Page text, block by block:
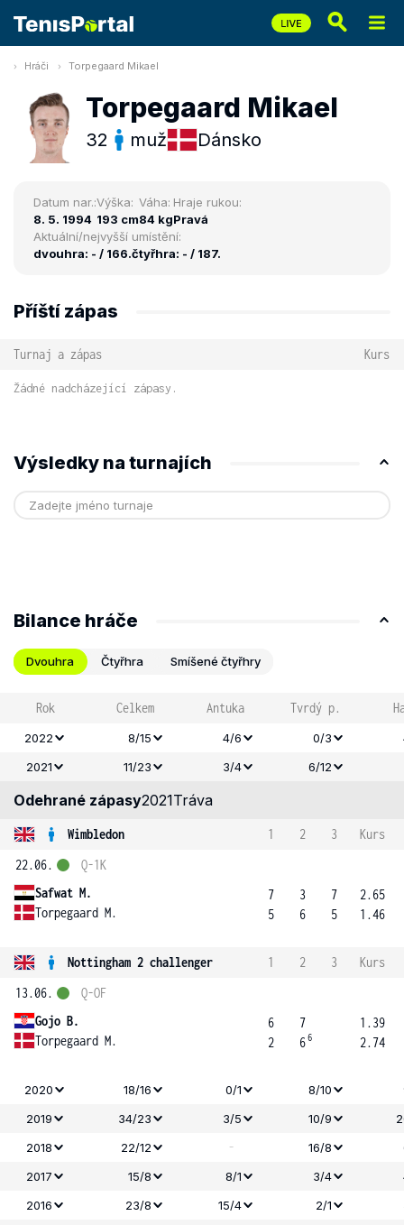
Hráči Torpegaard Mikael
Torpegaard Mikael
32 muž Dánsko
Datum nar.:
8. 5. 1994
Výška:
193 cm
Váha:
84 kg
Hraje rukou:
Pravá
Aktuální/nejvyšší umístění:
dvouhra: - / 166.čtyřhra: - / 187.
Příští zápas
Turnaj a zápas Kurs
Žádné nadcházející zápasy.
Výsledky na turnajích
Bilance hráče
Dvouhra Čtyřhra Smíšené čtyřhry
Rok Celkem Antuka Tvrdý p.
2022 8/15 4/6 0/3
2021
11/23 3/4 6/12
Odehrané zápasy2021Tráva
Wimbledon 1 2 3
Kurs
22.06.
Safwat M.
Torpegaard M.
Q-1K
7
5
3
6
7
5
2.65
1.46
Nottingham 2 challenger 1 2 3
Kurs
13.06.
Gojo B.
Torpegaard M.
Q-OF
6
2
7
66
1.39
2.74
2020 18/16 0/1 8/10
2019
34/23 3/5 10/9
2018
22/12 - 16/8
2017
15/8 8/1 3/4
2016
23/8 15/4 2/1